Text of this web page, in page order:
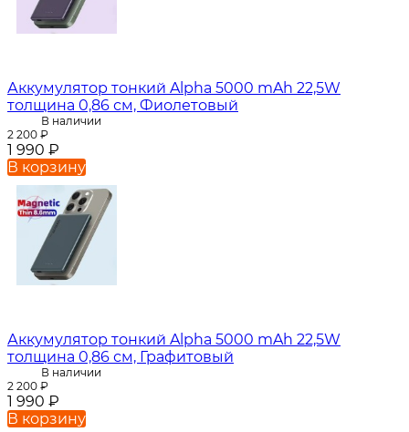
Аккумулятор тонкий Alpha 5000 mAh 22,5W
толщина 0,86 см, Фиолетовый
В наличии
2 200 ₽
1 990 ₽
В корзину
Аккумулятор тонкий Alpha 5000 mAh 22,5W
толщина 0,86 см, Графитовый
В наличии
2 200 ₽
1 990 ₽
В корзину